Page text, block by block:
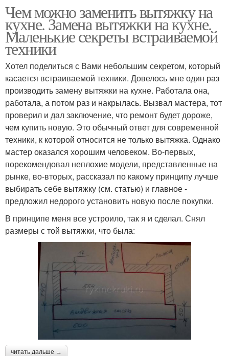
Чем можно заменить вытяжку на
кухне. Замена вытяжки на кухне.
Маленькие секреты встраиваемой
техники
Хотел поделиться с Вами небольшим секретом, который
касается встраиваемой техники. Довелось мне один раз
производить замену вытяжки на кухне. Работала она,
работала, а потом раз и накрылась. Вызвал мастера, тот
проверил и дал заключение, что ремонт будет дороже,
чем купить новую. Это обычный ответ для современной
техники, к которой относится не только вытяжка. Однако
мастер оказался хорошим человеком. Во-первых,
порекомендовал неплохие модели, представленные на
рынке, во-вторых, рассказал по какому принципу лучше
выбирать себе вытяжку (см. статью) и главное -
предложил недорого установить новую после покупки.
В принципе меня все устроило, так я и сделал. Снял
размеры с той вытяжки, что была:
читать дальше →